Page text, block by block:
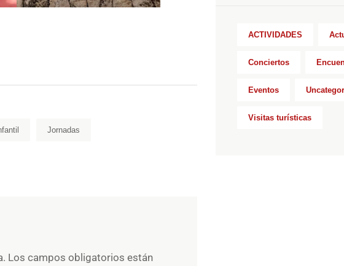
Jornadas
Los campos obligatorios están
ACTIVIDADES
Conciertos
Eventos
Visitas turísticas